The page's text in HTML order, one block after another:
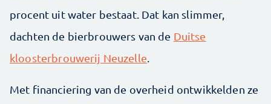
procent uit water bestaat. Dat kan slimmer,
dachten de bierbrouwers van de Duitse
kloosterbrouwerij Neuzelle.
Met financiering van de overheid ontwikkelden ze